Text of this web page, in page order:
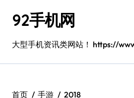
92手机网
大型手机资讯类网站！ https://
首页 手游
2018